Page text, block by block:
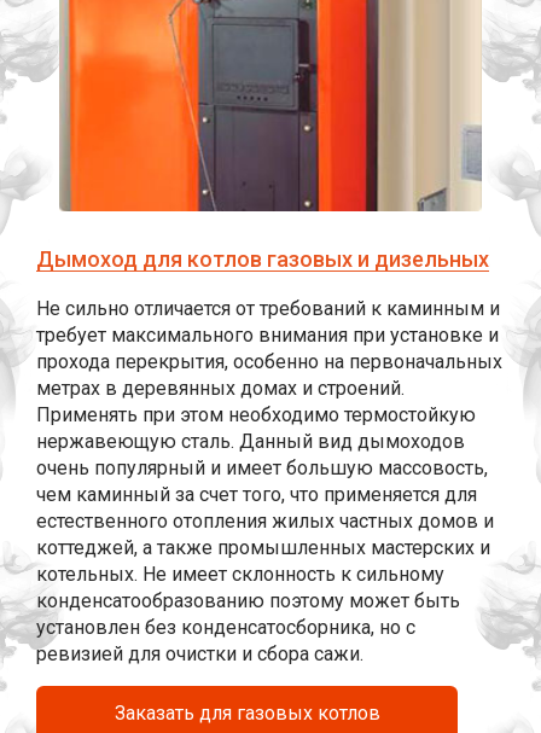
Дымоход для котлов газовых и дизельных
Не сильно отличается от требований к каминным и
требует максимального внимания при установке и
прохода перекрытия, особенно на первоначальных
метрах в деревянных домах и строений.
Применять при этом необходимо термостойкую
нержавеющую сталь. Данный вид дымоходов
очень популярный и имеет большую массовость,
чем каминный за счет того, что применяется для
естественного отопления жилых частных домов и
коттеджей, а также промышленных мастерских и
котельных. Не имеет склонность к сильному
конденсатообразованию поэтому может быть
установлен без конденсатосборника, но с
ревизией для очистки и сбора сажи.
Заказать для газовых котлов